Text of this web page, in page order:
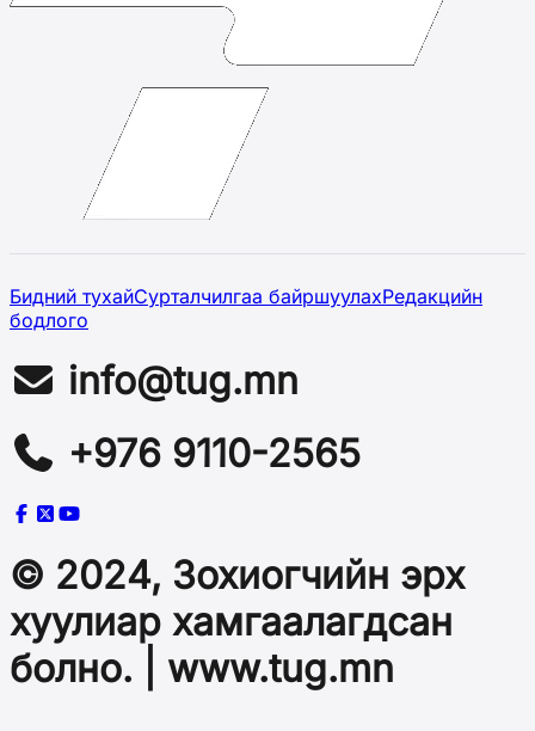
Бидний тухайСурталчилгаа байршуулахРедакцийн
бодлого
info@tug.mn
+976 9110-2565
© 2024, Зохиогчийн эрх
хуулиар хамгаалагдсан
болно. | www.tug.mn